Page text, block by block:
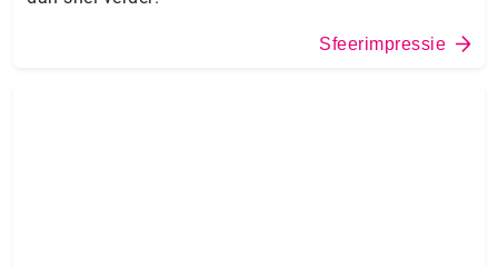
Sfeerimpressie